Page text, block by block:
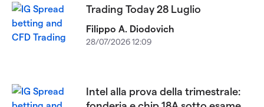
Trading Today 28 Luglio
Filippo A. Diodovich
28/07/2026 12:09
Intel alla prova della trimestrale: